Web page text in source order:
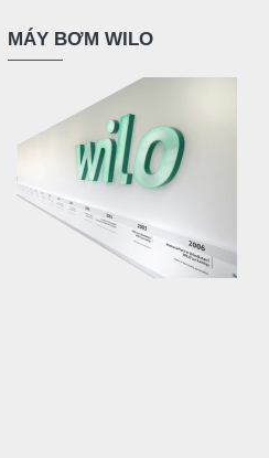
MÁY BƠM WILO